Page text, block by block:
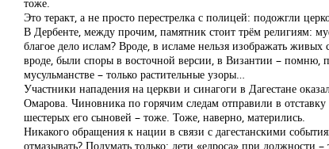
Это теракт, а не просто перестрелка с полицей: подожгли
В Дербенте, между прочим, памятник стоит трём религиям:
благое дело ислам? Вроде, в исламе нельзя изображать
вроде, были споры в восточной версии, в Византии –
мусульманстве – только растительные узоры…
Участники нападения на церкви и синагоги в Дагестане
Омарова. Чиновника по горячим следам отправили в
шестерых его сыновей – тоже. Тоже, наверно, матерились.
Никакого обращения к нации в связи с дагестанскими
отмазывать? Подумать только: дети «едроса» при должности